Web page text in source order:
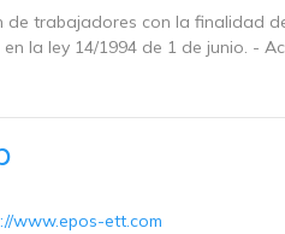
de trabajadores con la finalidad
la ley 14/1994 de 1 de junio. -
www.epos-ett.com